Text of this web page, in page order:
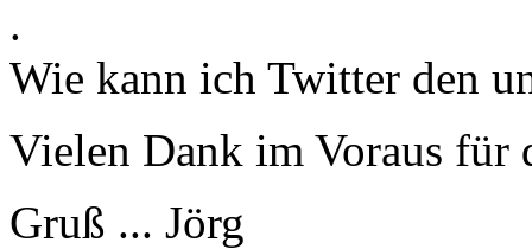
.
Wie kann ich Twitter den
Vielen Dank im Voraus für
Gruß ... Jörg